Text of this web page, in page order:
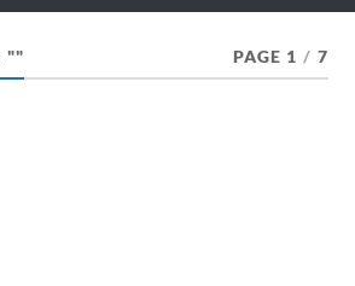
"" PAGE 1 / 7